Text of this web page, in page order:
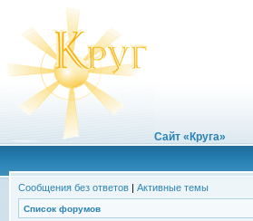
Сайт «Круга»
Сообщения без ответов | Активные темы
Список форумов